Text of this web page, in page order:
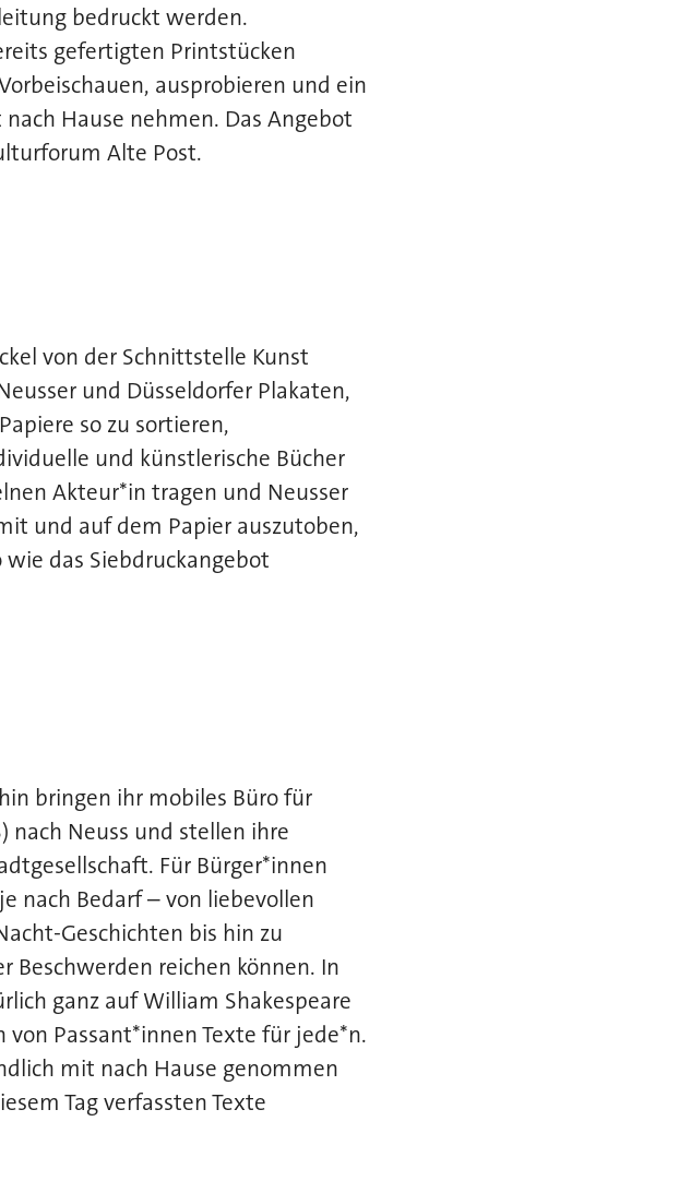
bedruckt werden.
gefertigten Printstücken
ausprobieren und ein
Hause nehmen. Das Angebot
Alte Post.
von der Schnittstelle Kunst
und Düsseldorfer Plakaten,
so zu sortieren,
und künstlerische Bücher
Akteur*in tragen und Neusser
und auf dem Papier auszutoben,
das Siebdruckangebot
bringen ihr mobiles Büro für
nach Neuss und stellen ihre
Für Bürger*innen
nach Bedarf – von liebevollen
Geschichten bis hin zu
Beschwerden reichen können. In
ganz auf William Shakespeare
Passant*innen Texte für jede*n.
mit nach Hause genommen
Tag verfassten Texte